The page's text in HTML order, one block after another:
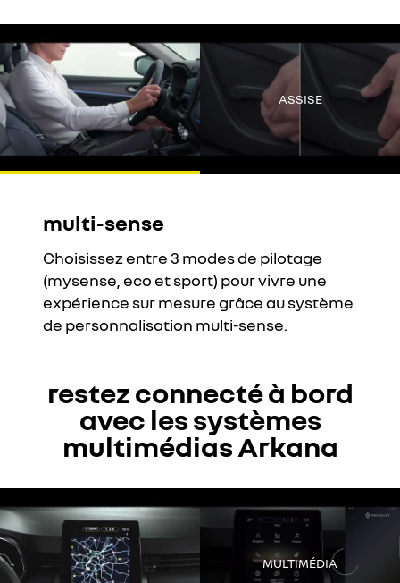
Youtube est désactivé. Autorisez le dépôt de cookies social pour
accéder au contenu.
Tout refuser
Tout accepter
ASSISE
multi-sense
Choisissez entre 3 modes de pilotage
(mysense, eco et sport) pour vivre une
expérience sur mesure grâce au système
de personnalisation multi-sense.
restez connecté à bord
avec les systèmes
multimédias Arkana
Youtube est désactivé. Autorisez le dépôt de cookies social pour
accéder au contenu.
Tout refuser MULTIMÉDIA